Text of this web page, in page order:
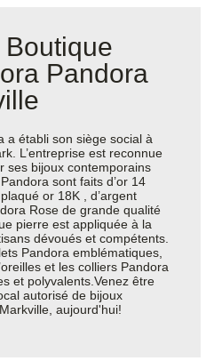
Pandora
a établi son siège social à
L’entreprise est reconnue
ses bijoux contemporains
sont faits d’or 14
or 18K , d’argent
Rose de grande qualité
pierre est appliquée à la
dévoués et compétents.
Pandora emblématiques,
et les colliers Pandora
et polyvalents.Venez être
autorisé de bijoux
aujourd'hui!